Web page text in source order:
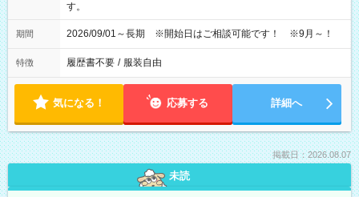
す。
期間 2026/09/01～長期 ※開始日はご相談可能です！ ※9月～！
特徴 履歴書不要 / 服装自由
気になる！ 応募する 詳細へ
掲載日：2026.08.07
未読